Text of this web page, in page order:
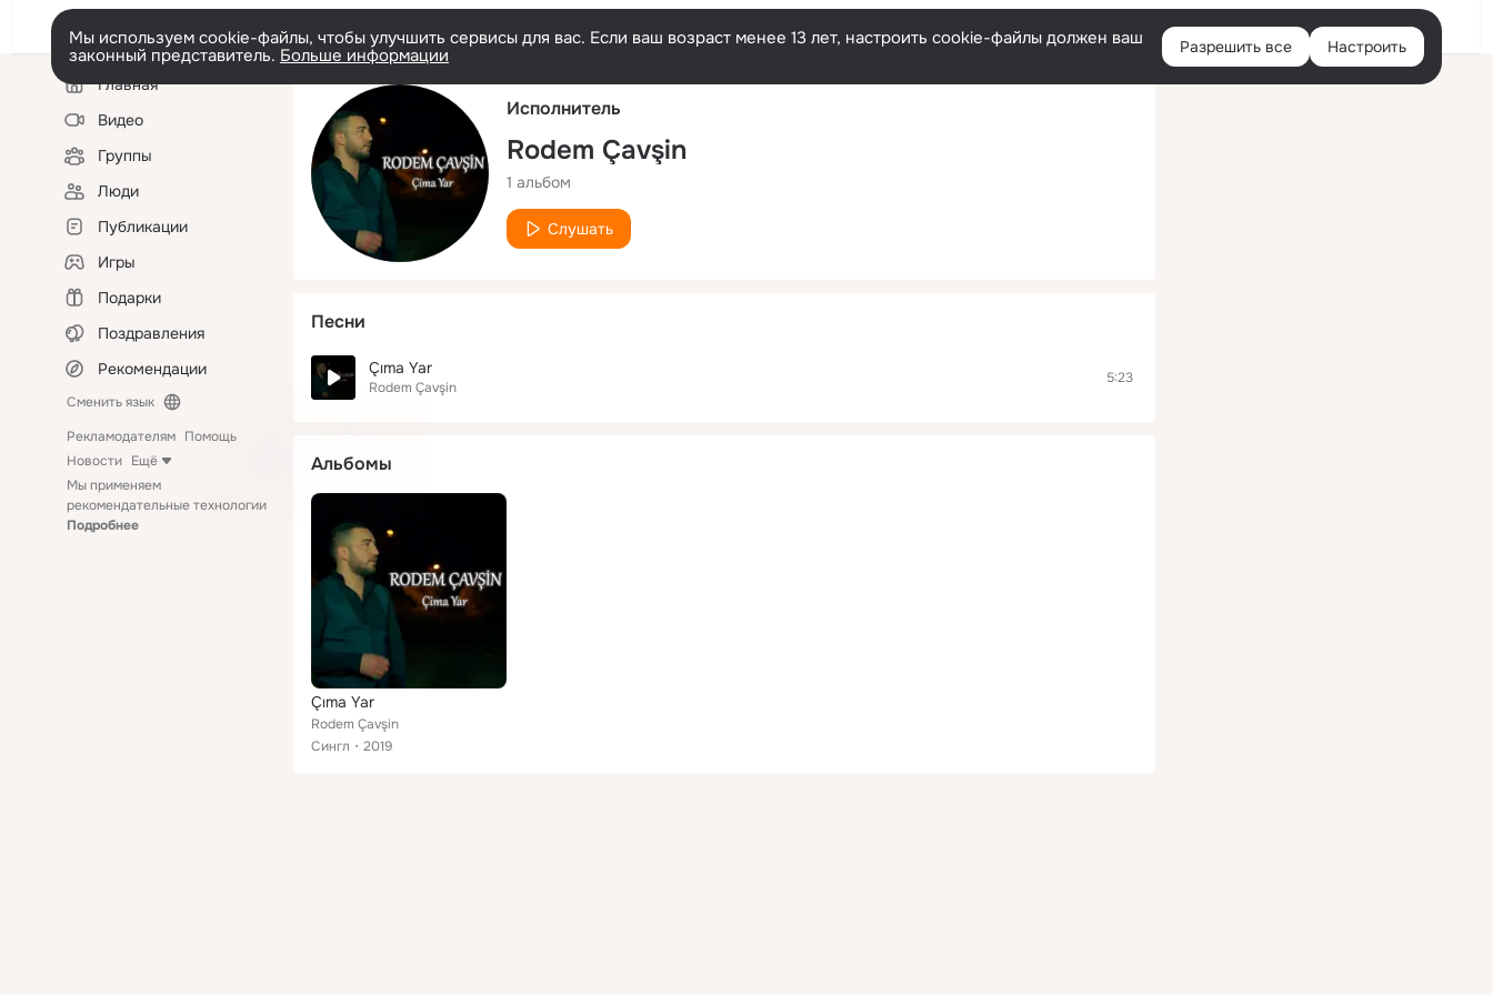
Русский Войти
Мы используем cookie-файлы, чтобы улучшить сервисы для вас. Если ваш возраст менее 13 лет, настроить cookie-файлы должен ваш
законный представитель. Больше информации Разрешить все Настроить
Левая
колонкаГлавная
Видео
Группы
Люди
Публикации
Игры
Подарки
Поздравления
Рекомендации
Сменить язык
Рекламодателям Помощь
Новости Ещё
Мы применяем
рекомендательные технологии
Подробнее
Исполнитель
Rodem Çavşin
1 альбом
Слушать
Песни
Çıma Yar
Rodem Çavşin
5:23
Альбомы
Çıma Yar
Rodem Çavşin
Сингл
2019